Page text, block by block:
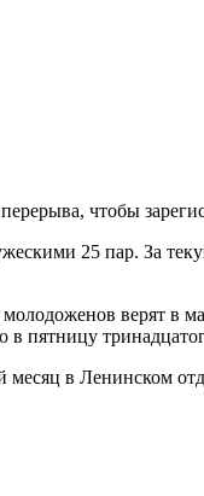
чтобы
25 пар. За
верят в
пятницу
месяц в Ленинском